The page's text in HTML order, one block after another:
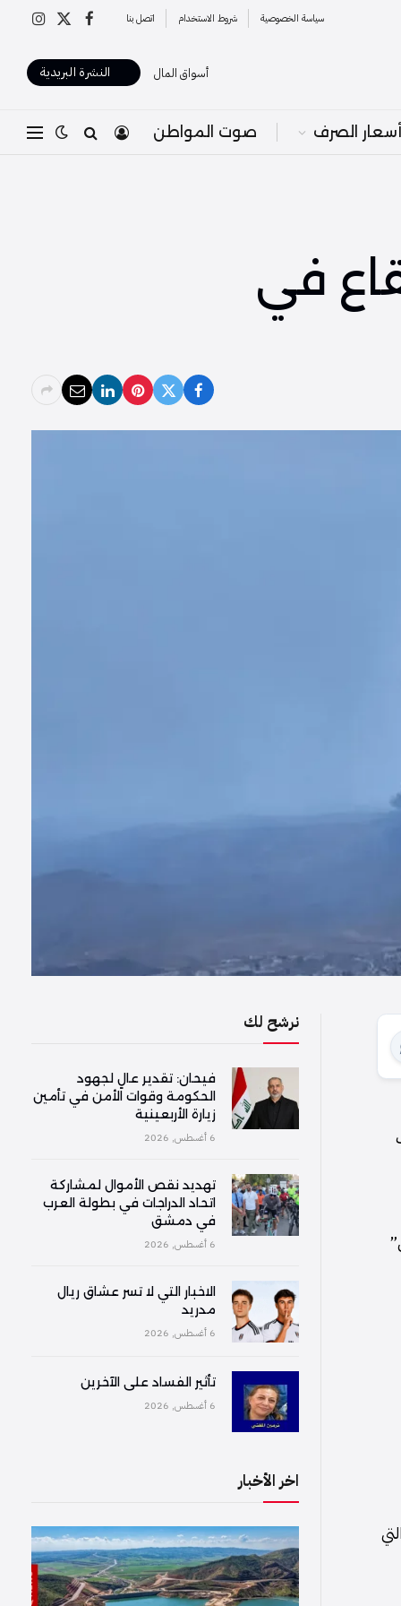
سياسة الخصوصية شروط الاستخدام اتصل بنا فيسبوك
X
أسواق المال النشرة البريدية
أسعار الصرف صوت المواطن
في
نرشح لك
فیحان: تقدير عالٍ لجهود
الحكومة وقوات الأمن في تأمين
زيارة الأربعينية
6 أغسطس, 2026
تهديد نقص الأموال لمشاركة
اتحاد الدراجات في بطولة العرب
في دمشق
6 أغسطس, 2026
الاخبار التي لا تسر عشاق ريال
مدريد
6 أغسطس, 2026
تأثير الفساد على الآخرين
6 أغسطس, 2026
اخر الأخبار